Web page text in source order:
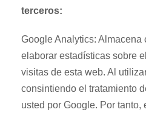
terceros:
Google Analytics: Almacena
elaborar estadísticas sobre
visitas de esta web. Al
consintiendo el tratamiento
usted por Google. Por